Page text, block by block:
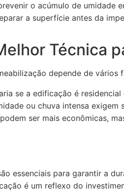
o acúmulo de umidade
a superfície antes da
Técnica
depende de vários
se a edificação é residencial
ou chuva intensa exigem
ser mais econômicas,
essenciais para garantir a
é um reflexo do